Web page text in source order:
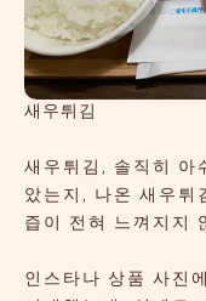
새우튀김
새우튀김, 솔직히 아
았는지, 나온 새우튀
즙이 전혀 느껴지지
인스타나 상품 사진